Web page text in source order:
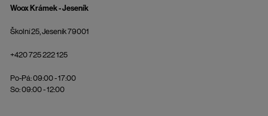
Woox Krámek - Jeseník
Školní 25, Jeseník 79001
+420 725 222 125
Po-Pá: 09:00 - 17:00
So: 09:00 - 12:00